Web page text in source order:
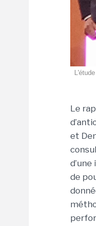
Le
et
de